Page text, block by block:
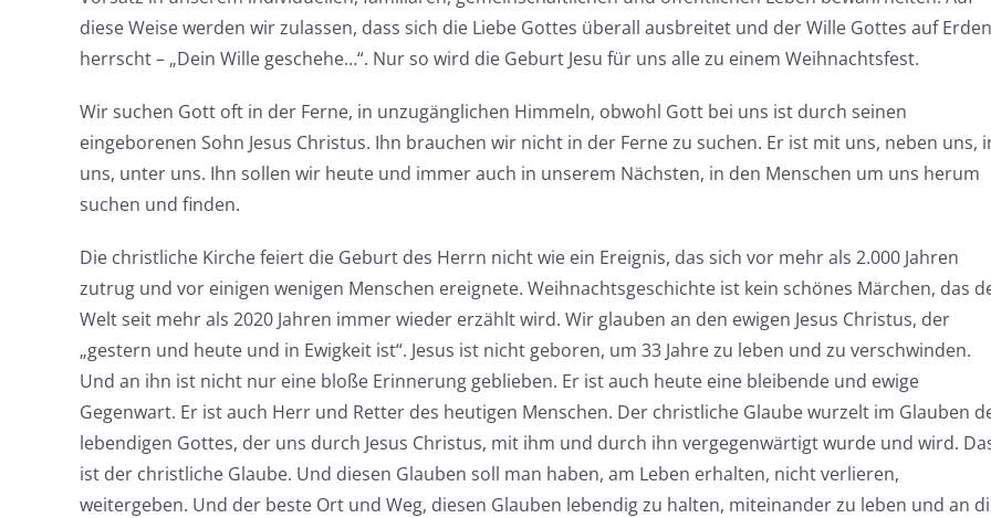
diese Weise werden wir zulassen, dass sich die Liebe Gottes überall ausbreitet und der Wille Gottes auf Erden
herrscht – „Dein Wille geschehe…“. Nur so wird die Geburt Jesu für uns alle zu einem Weihnachtsfest.
Wir suchen Gott oft in der Ferne, in unzugänglichen Himmeln, obwohl Gott bei uns ist durch seinen
eingeborenen Sohn Jesus Christus. Ihn brauchen wir nicht in der Ferne zu suchen. Er ist mit uns, neben uns,
uns, unter uns. Ihn sollen wir heute und immer auch in unserem Nächsten, in den Menschen um uns herum
suchen und finden.
Die christliche Kirche feiert die Geburt des Herrn nicht wie ein Ereignis, das sich vor mehr als 2.000 Jahren
zutrug und vor einigen wenigen Menschen ereignete. Weihnachtsgeschichte ist kein schönes Märchen, das
Welt seit mehr als 2020 Jahren immer wieder erzählt wird. Wir glauben an den ewigen Jesus Christus, der
„gestern und heute und in Ewigkeit ist“. Jesus ist nicht geboren, um 33 Jahre zu leben und zu verschwinden.
Und an ihn ist nicht nur eine bloße Erinnerung geblieben. Er ist auch heute eine bleibende und ewige
Gegenwart. Er ist auch Herr und Retter des heutigen Menschen. Der christliche Glaube wurzelt im Glauben
lebendigen Gottes, der uns durch Jesus Christus, mit ihm und durch ihn vergegenwärtigt wurde und wird.
ist der christliche Glaube. Und diesen Glauben soll man haben, am Leben erhalten, nicht verlieren,
weitergeben. Und der beste Ort und Weg, diesen Glauben lebendig zu halten, miteinander zu leben und an